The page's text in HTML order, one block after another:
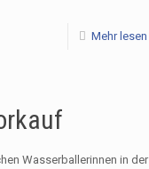
Mehr lesen
Wasserballerinnen in der